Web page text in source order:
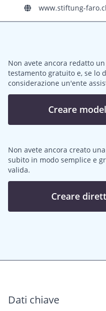
www.stiftung-
Non avete ancora redatto
testamento gratuito e, se lo
considerazione un'ente
Creare
Non avete ancora creato
subito in modo semplice e
valida.
Creare
Dati chiave